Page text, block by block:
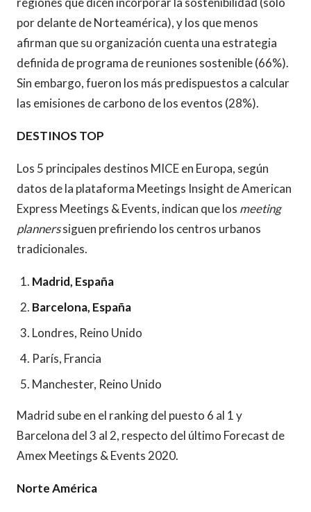
por delante de Norteamérica), y los que menos
afirman que su organización cuenta una estrategia
definida de programa de reuniones sostenible (66%).
Sin embargo, fueron los más predispuestos a calcular
las emisiones de carbono de los eventos (28%).
DESTINOS TOP
Los 5 principales destinos MICE en Europa, según
datos de la plataforma Meetings Insight de American
Express Meetings & Events, indican que los meeting
plannerssiguen prefiriendo los centros urbanos
tradicionales.
Madrid, España
Barcelona, España
Londres, Reino Unido
París, Francia
Manchester, Reino Unido
Madrid sube en el ranking del puesto 6 al 1 y
Barcelona del 3 al 2, respecto del último Forecast de
Amex Meetings & Events 2020.
Norte América